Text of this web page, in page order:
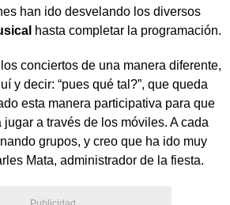
han ido desvelando los diversos
hasta completar la programación.
conciertos de una manera diferente,
y decir: “pues qué tal?”, que queda
esta manera participativa para que
a través de los móviles. A cada
grupos, y creo que ha ido muy
Mata, administrador de la fiesta.